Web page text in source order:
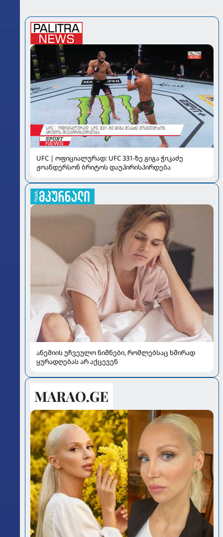
UFC | ოფიციალურად: UFC 331-ზე გიგა ჭიკაძე
ჟოანდერსონ ბრიტოს დაუპირისპირდება
ანემიის უჩვეულო ნიშნები, რომლებსაც ხშირად
ყურადღებას არ აქცევენ